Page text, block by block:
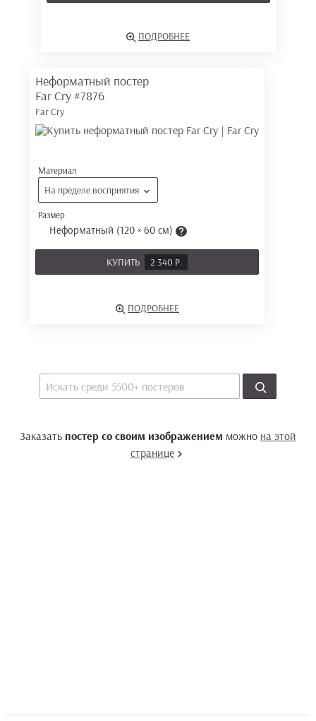
ПОДРОБНЕЕ
Неформатный постер
Far Cry #7876
Far Cry
Материал
На пределе восприятия
Размер
Неформатный (120 × 60 см)
КУПИТЬ 2 340 Р.
ПОДРОБНЕЕ
Заказать постер со своим изображением можно на этой
странице